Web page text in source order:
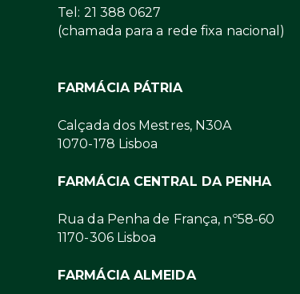
Tel: 21 388 0627
(chamada para a rede fixa nacional)
FARMÁCIA PÁTRIA
Calçada dos Mestres, N30A
1070-178 Lisboa
FARMÁCIA CENTRAL DA PENHA
Rua da Penha de França, nº58-60
1170-306 Lisboa
FARMÁCIA ALMEIDA